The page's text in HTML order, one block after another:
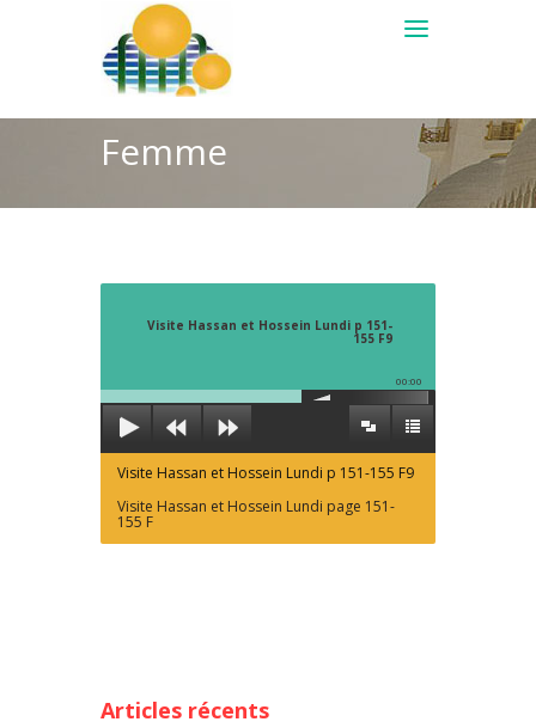
Femme
Visite Hassan et Hossein Lundi p 151-
155 F9
00:00
Visite Hassan et Hossein Lundi p 151-155 F9
Visite Hassan et Hossein Lundi page 151-
155 F
Articles récents